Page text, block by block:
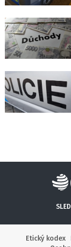
Etický kodex